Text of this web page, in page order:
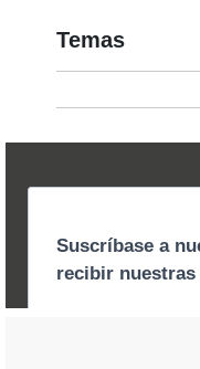
Temas